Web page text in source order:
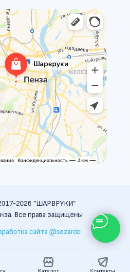
2026 “ШАРВРУКИ”
Все права защищены
сайта @sezardo